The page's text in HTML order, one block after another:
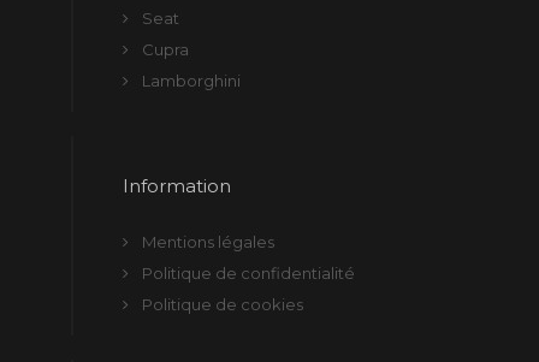
Seat
Cupra
Lamborghini
Information
Mentions légales
Politique de confidentialité
Politique de cookies